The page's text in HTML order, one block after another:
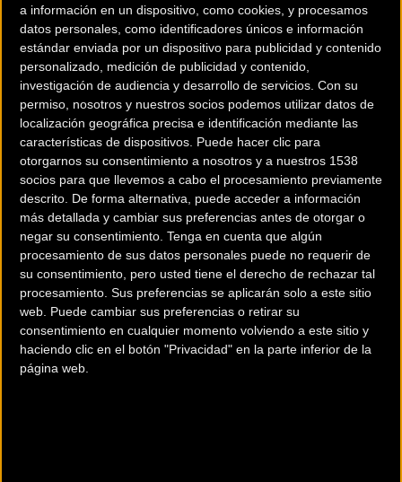
a información en un dispositivo, como cookies, y procesamos
datos personales, como identificadores únicos e información
estándar enviada por un dispositivo para publicidad y contenido
personalizado, medición de publicidad y contenido,
investigación de audiencia y desarrollo de servicios. Con su
permiso, nosotros y nuestros socios podemos utilizar datos de
localización geográfica precisa e identificación mediante las
características de dispositivos. Puede hacer clic para
otorgarnos su consentimiento a nosotros y a nuestros 1538
socios para que llevemos a cabo el procesamiento previamente
descrito. De forma alternativa, puede acceder a información
más detallada y cambiar sus preferencias antes de otorgar o
negar su consentimiento. Tenga en cuenta que algún
procesamiento de sus datos personales puede no requerir de
su consentimiento, pero usted tiene el derecho de rechazar tal
procesamiento. Sus preferencias se aplicarán solo a este sitio
web. Puede cambiar sus preferencias o retirar su
consentimiento en cualquier momento volviendo a este sitio y
haciendo clic en el botón "Privacidad" en la parte inferior de la
página web.
Terms of use © 1987–2026 HERE
¿Eres el propietario de esta tienda? Descubre cómo hacerte tienda
Premium para llegar a más clientes.
Comercios Bz Premium
MC SKI BIKE